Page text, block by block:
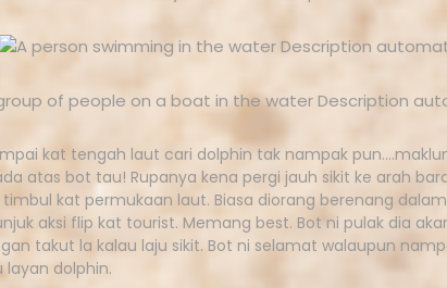
kat tengah laut cari dolphin tak nampak
atas bot tau! Rupanya kena pergi jauh sikit ke arah
kat permukaan laut. Biasa diorang berenang
aksi flip kat tourist. Memang best. Bot ni pulak dia
takut la kalau laju sikit. Bot ni selamat walaupun
dolphin.